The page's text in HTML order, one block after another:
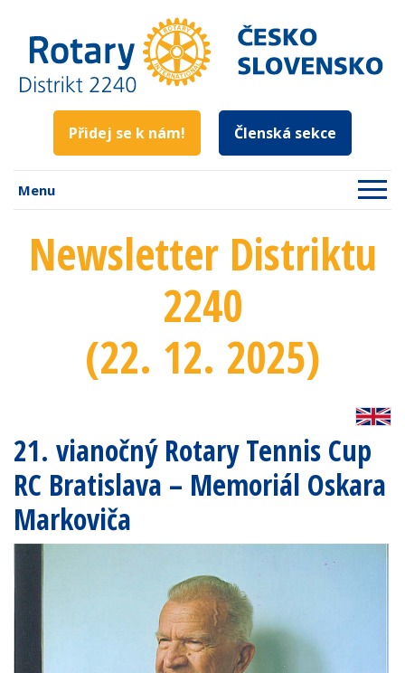
Přidej se k nám! Členská sekce
Menu
Newsletter Distriktu
2240
(22. 12. 2025)
21. vianočný Rotary Tennis Cup
RC Bratislava – Memoriál Oskara
Markoviča